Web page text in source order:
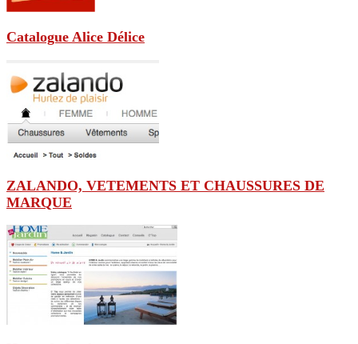
Catalogue Alice Délice
ZALANDO, VETEMENTS ET CHAUSSURES DE
MARQUE